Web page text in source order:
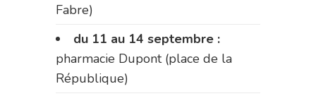
Fabre)
du 11 au 14 septembre :
pharmacie Dupont (place de la
République)